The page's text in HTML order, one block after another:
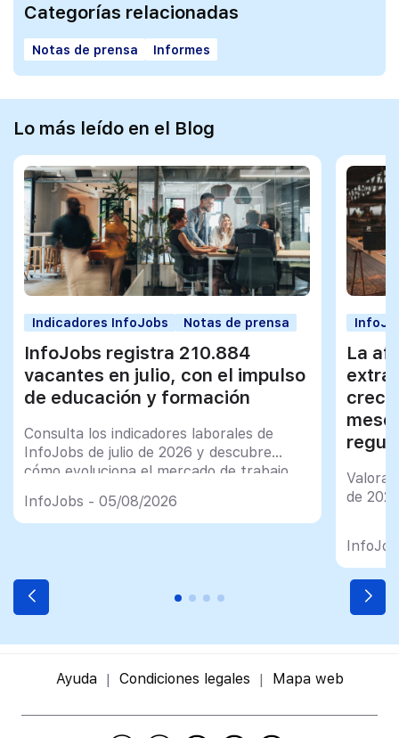
Categorías relacionadas
Notas de prensa Informes
Lo más leído en el Blog
Indicadores InfoJobs Notas de prensa
InfoJobs registra 210.884
vacantes en julio, con el impulso
de educación y formación
Consulta los indicadores laborales de
InfoJobs de julio de 2026 y descubre
cómo evoluciona el mercado de trabajo
InfoJobs - 05/08/2026
La
de
Ayuda Condiciones legales Mapa web